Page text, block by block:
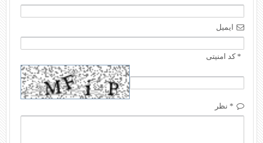
ایمیل
* کد امنیتی
* نظر